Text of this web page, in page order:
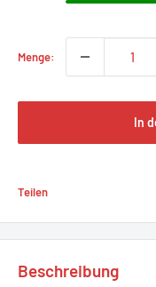
Menge:
In
Teilen
Beschreibung